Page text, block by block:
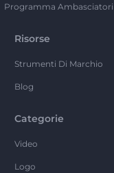
Programma Ambasciatori
Risorse
Strumenti Di Marchio
Blog
Categorie
Video
Logo